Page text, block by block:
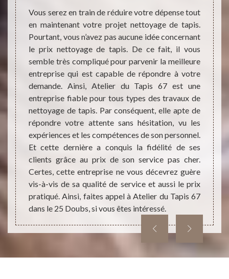
une
de
ils
25,
le
pour
le.
Vous serez en train de réduire votre dépense tout
en maintenant votre projet nettoyage de tapis.
Pourtant, vous n’avez pas aucune idée concernant
le prix nettoyage de tapis. De ce fait, il vous
semble très compliqué pour parvenir la meilleure
entreprise qui est capable de répondre à votre
demande. Ainsi, Atelier du Tapis 67 est une
entreprise fiable pour tous types des travaux de
nettoyage de tapis. Par conséquent, elle apte de
répondre votre attente sans hésitation, vu les
expériences et les compétences de son personnel.
Et cette dernière a conquis la fidélité de ses
clients grâce au prix de son service pas cher.
Certes, cette entreprise ne vous décevrez guère
vis-à-vis de sa qualité de service et aussi le prix
pratiqué. Ainsi, faites appel à Atelier du Tapis 67
dans le 25 Doubs, si vous êtes intéressé.
tout
de